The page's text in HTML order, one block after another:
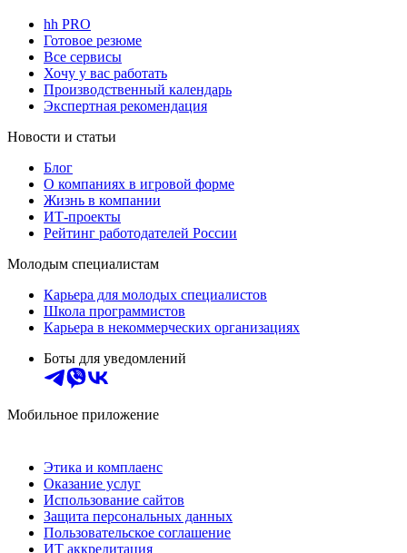
hh PRO
Готовое резюме
Все сервисы
Хочу у вас работать
Производственный календарь
Экспертная рекомендация
Новости и статьи
Блог
О компаниях в игровой форме
Жизнь в компании
ИТ-проекты
Рейтинг работодателей России
Молодым специалистам
Карьера для молодых специалистов
Школа программистов
Карьера в некоммерческих организациях
Боты для уведомлений
Мобильное приложение
Этика и комплаенс
Оказание услуг
Использование сайтов
Защита персональных данных
Пользовательское соглашение
ИТ аккредитация